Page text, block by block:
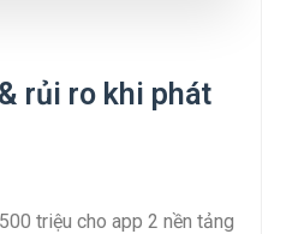
rủi ro khi phát
triệu cho app 2 nền tảng